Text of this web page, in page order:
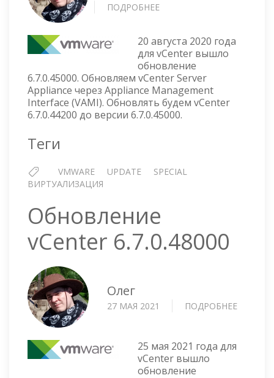
ПОДРОБНЕЕ
6.7.0.45000
20 августа 2020 года
для vCenter вышло
обновление
6.7.0.45000. Обновляем vCenter Server
Appliance через Appliance Management
Interface (VAMI). Обновлять будем vCenter
6.7.0.44200 до версии 6.7.0.45000.
Теги
VMWARE UPDATE
SPECIAL
ВИРТУАЛИЗАЦИЯ
Обновление
vCenter 6.7.0.48000
Олег
27 МАЯ 2021 ПОДРОБНЕЕ
25 мая 2021 года для
vCenter вышло
обновление